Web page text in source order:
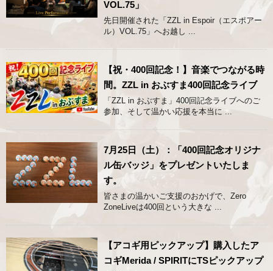
VOL.75」
先日開催された「ZZL in Espoir（エスポアー
ル）VOL.75」へお越し ...
【祝・400回記念！】音楽でつながる時
間。ZZL in おぶすま400回記念ライブ
「ZZL in おぶすま」400回記念ライブへのご
参加、そして温かい応援を本当に ...
7月25日（土）：「400回記念オリジナ
ル缶バッジ」をプレゼントいたしま
す。
皆さまの温かいご支援のおかげで、Zero
ZoneLiveは400回という大きな ...
【アコギ用ピックアップ】購入したア
コギMerida / SPIRITにTSピックアップ